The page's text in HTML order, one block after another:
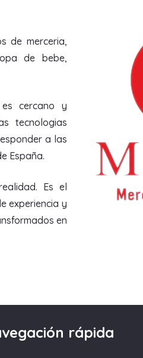
de merceria,
de bebe,
cercano y
tecnologias
a las
España.
Es el
experiencia y
en
rápida